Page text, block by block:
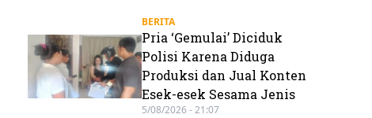
BERITA
Pria ‘Gemulai’ Diciduk
Polisi Karena Diduga
Produksi dan Jual Konten
Esek-esek Sesama Jenis
5/08/2026 - 21:07